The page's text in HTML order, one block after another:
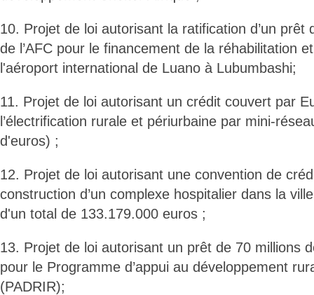
10. Projet de loi autorisant la ratification d’un prêt
de l’AFC pour le financement de la réhabilitation
l'aéroport international de Luano à Lubumbashi;
11. Projet de loi autorisant un crédit couvert par
l’électrification rurale et périurbaine par mini-
d'euros) ;
12. Projet de loi autorisant une convention de
construction d’un complexe hospitalier dans la
d'un total de 133.179.000 euros ;
13. Projet de loi autorisant un prêt de 70 millions
pour le Programme d’appui au développement
(PADRIR);